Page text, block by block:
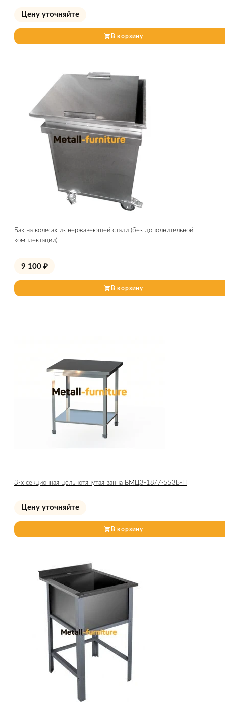
Цену уточняйте
В корзину
Бак на колесах из нержавеющей стали (без дополнительной
комплектации)
9 100 ₽
В корзину
3-х секционная цельнотянутая ванна ВМЦ3-18/7-553Б-П
Цену уточняйте
В корзину